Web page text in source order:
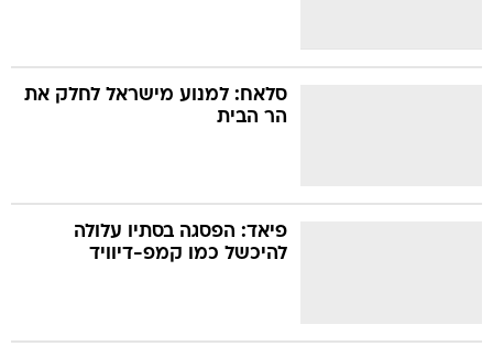
סלאח: למנוע מישראל לחלק את
הר הבית
פיאד: הפסגה בסתיו עלולה
להיכשל כמו קמפ-דיוויד